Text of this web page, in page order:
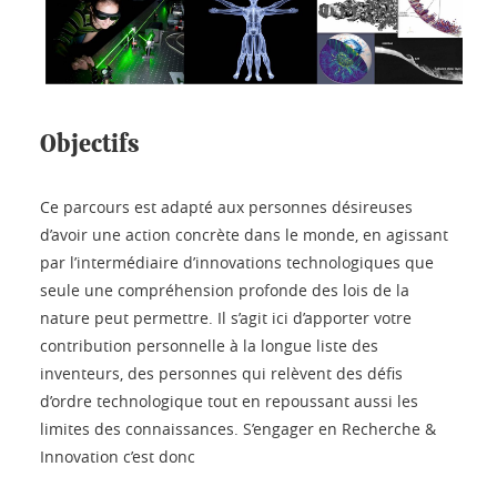
Objectifs
Ce parcours est adapté aux personnes désireuses
d’avoir une action concrète dans le monde, en agissant
par l’intermédiaire d’innovations technologiques que
seule une compréhension profonde des lois de la
nature peut permettre. Il s’agit ici d’apporter votre
contribution personnelle à la longue liste des
inventeurs, des personnes qui relèvent des défis
d’ordre technologique tout en repoussant aussi les
limites des connaissances. S’engager en Recherche &
Innovation c’est donc